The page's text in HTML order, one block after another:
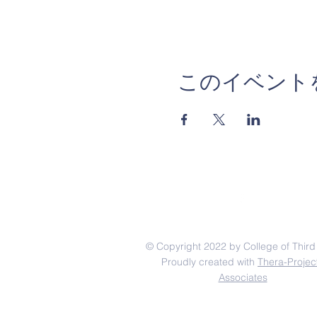
このイベント
© Copyright 2022 by College of
Proudly created with Thera-
Associates